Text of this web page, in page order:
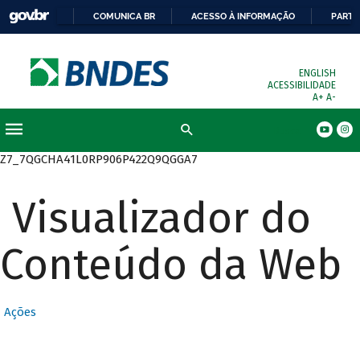
COMUNICA BR ACESSO À INFORMAÇÃO
ENGLISH
ACESSIBILIDADE
A+ A-
Z7_7QGCHA41L0RP906P422Q9QGGA7
Visualizador do
Conteúdo da Web
Ações